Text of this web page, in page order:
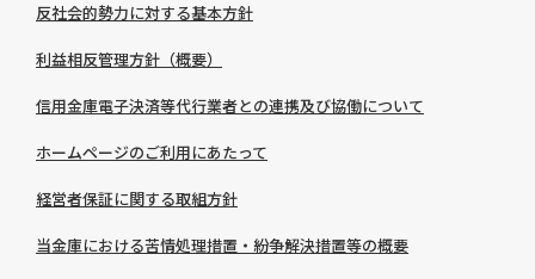
反社会的勢力に対する基本方針
利益相反管理方針（概要）
信用金庫電子決済等代行業者との連携及び協働について
ホームページのご利用にあたって
経営者保証に関する取組方針
当金庫における苦情処理措置・紛争解決措置等の概要